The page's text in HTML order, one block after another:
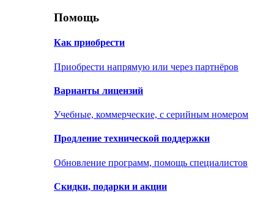
Помощь
Как приобрести
Приобрести напрямую или через партнёров
Варианты лицензий
Учебные, коммерческие, с серийным номером
Продление технической поддержки
Обновление программ, помощь специалистов
Скидки, подарки и акции